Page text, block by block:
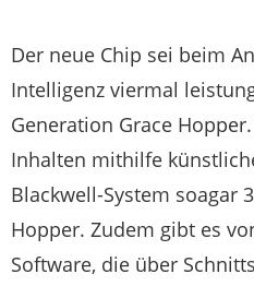
Der neue Chip sei beim
Intelligenz viermal
Generation Grace
Inhalten mithilfe
Blackwell-System soagar
Hopper. Zudem gibt es
Software, die über